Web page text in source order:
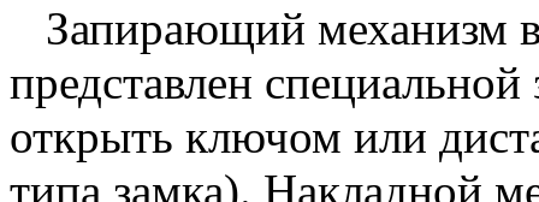
Запирающий механизм
представлен
открыть ключом или
типа замка). Накладной